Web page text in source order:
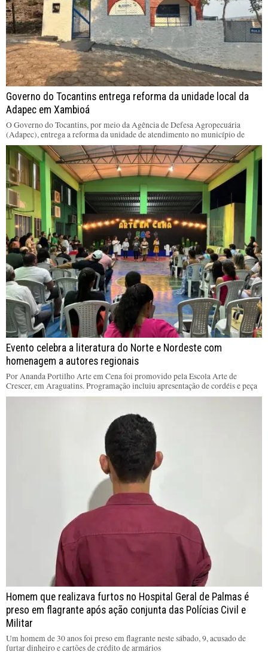
Governo do Tocantins entrega reforma da unidade local da
Adapec em Xambioá
O Governo do Tocantins, por meio da Agência de Defesa Agropecuária
(Adapec), entrega a reforma da unidade de atendimento no município de
Evento celebra a literatura do Norte e Nordeste com
homenagem a autores regionais
Por Ananda Portilho Arte em Cena foi promovido pela Escola Arte de
Crescer, em Araguatins. Programação incluiu apresentação de cordéis e peça
Homem que realizava furtos no Hospital Geral de Palmas é
preso em flagrante após ação conjunta das Polícias Civil e
Militar
Um homem de 30 anos foi preso em flagrante neste sábado, 9, acusado de
furtar dinheiro e cartões de crédito de armários